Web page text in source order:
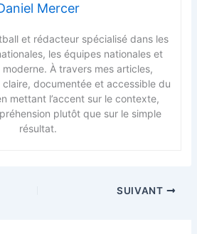
Mercer
et rédacteur spécialisé dans les
les équipes nationales et
moderne. À travers mes articles,
claire, documentée et accessible du
mettant l’accent sur le contexte,
plutôt que sur le simple
résultat.
SUIVANT